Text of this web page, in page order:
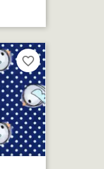
favorite_border